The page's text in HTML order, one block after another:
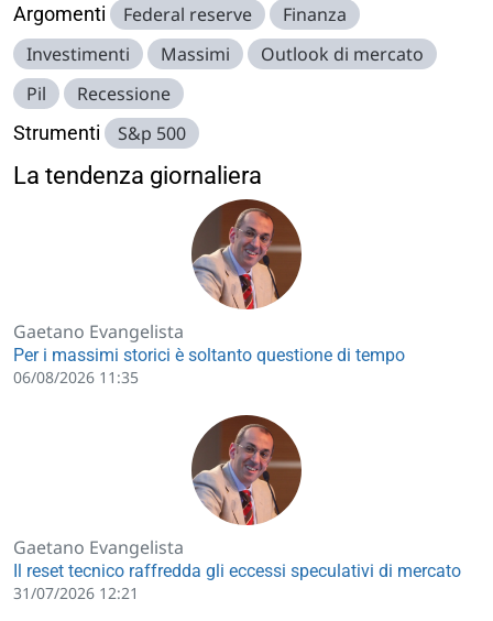
Argomenti Federal reserve
Finanza
Investimenti
Massimi
Outlook di mercato
Pil
Recessione
Strumenti S&p 500
La tendenza giornaliera
Gaetano Evangelista
Per i massimi storici è soltanto questione di tempo
06/08/2026 11:35
Gaetano Evangelista
Il reset tecnico raffredda gli eccessi speculativi di mercato
31/07/2026 12:21